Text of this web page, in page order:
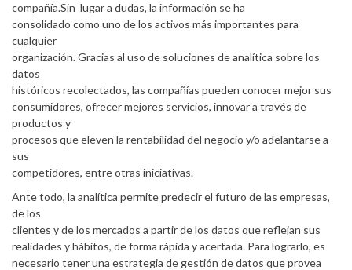
compañía.Sin lugar a dudas, la información se ha
consolidado como uno de los activos más importantes para
cualquier
organización. Gracias al uso de soluciones de analítica sobre los
datos
históricos recolectados, las compañías pueden conocer mejor sus
consumidores, ofrecer mejores servicios, innovar a través de
productos y
procesos que eleven la rentabilidad del negocio y/o adelantarse a
sus
competidores, entre otras iniciativas.
Ante todo, la analítica permite predecir el futuro de las empresas,
de los
clientes y de los mercados a partir de los datos que reflejan sus
realidades y hábitos, de forma rápida y acertada. Para lograrlo, es
necesario tener una estrategia de gestión de datos que provea